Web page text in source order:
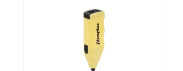
В наличии в пункте